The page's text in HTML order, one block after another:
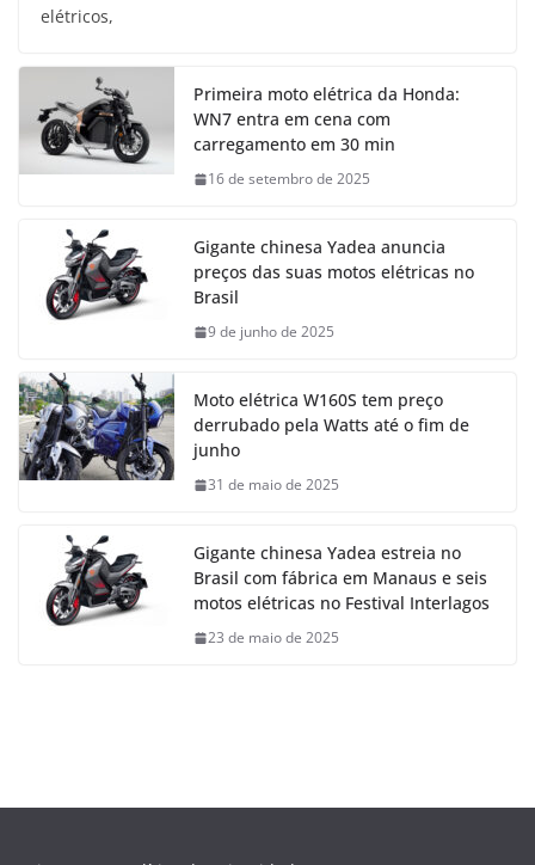
elétricos,
Primeira moto elétrica da Honda:
WN7 entra em cena com
carregamento em 30 min
16 de setembro de 2025
Gigante chinesa Yadea anuncia
preços das suas motos elétricas no
Brasil
9 de junho de 2025
Moto elétrica W160S tem preço
derrubado pela Watts até o fim de
junho
31 de maio de 2025
Gigante chinesa Yadea estreia no
Brasil com fábrica em Manaus e seis
motos elétricas no Festival Interlagos
23 de maio de 2025